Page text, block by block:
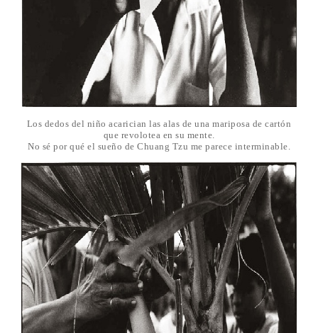
Los dedos del niño acarician las alas de una mariposa de cartón
que revolotea en su mente.
No sé por qué el sueño de Chuang Tzu me parece interminable.